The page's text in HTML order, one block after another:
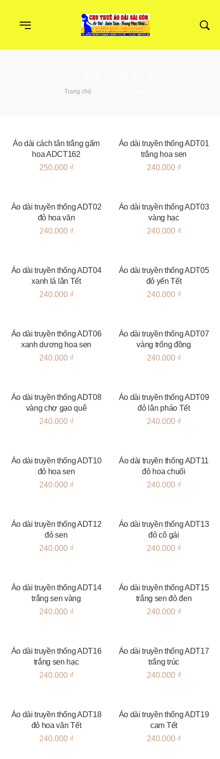
Trang chủ
Áo dài cách tân trắng gấm
hoa ADCT162
250.000 ₫
Áo dài truyền thống ADT01
trắng hoa sen
240.000 ₫
Áo dài truyền thống ADT02
đỏ hoa văn
240.000 ₫
Áo dài truyền thống ADT03
vàng hạc
240.000 ₫
Áo dài truyền thống ADT04
xanh lá lân Tết
240.000 ₫
Áo dài truyền thống ADT05
đỏ yến Tết
240.000 ₫
Áo dài truyền thống ADT06
xanh dương hoa sen
240.000 ₫
Áo dài truyền thống ADT07
vàng trống đồng
240.000 ₫
Áo dài truyền thống ADT08
vàng chợ gạo quê
240.000 ₫
Áo dài truyền thống ADT09
đỏ lân pháo Tết
240.000 ₫
Áo dài truyền thống ADT10
đỏ hoa sen
240.000 ₫
Áo dài truyền thống ADT11
đỏ hoa chuối
240.000 ₫
Áo dài truyền thống ADT12
đỏ sen
240.000 ₫
Áo dài truyền thống ADT13
đỏ cô gái
240.000 ₫
Áo dài truyền thống ADT14
trắng sen vàng
240.000 ₫
Áo dài truyền thống ADT15
trắng sen đỏ đen
240.000 ₫
Áo dài truyền thống ADT16
trắng sen hạc
240.000 ₫
Áo dài truyền thống ADT17
trắng trúc
240.000 ₫
Áo dài truyền thống ADT18
đỏ hoa văn Tết
240.000 ₫
Áo dài truyền thống ADT19
cam Tết
240.000 ₫